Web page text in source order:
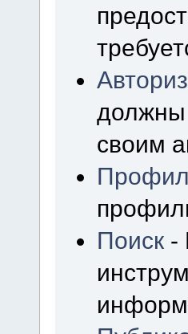
должны
своим
Поиск -